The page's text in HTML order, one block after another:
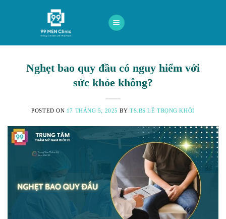
Nghẹt bao quy đầu có nguy hiểm với
sức khỏe không?
POSTED ON 17 THÁNG 5, 2025 BYTS.BS LÊ TRỌNG KHÔI